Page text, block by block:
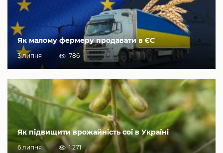
Як малому фермеру продавати в ЄС
3 липня 786
Як підвищити врожайність сої в Україні
6 липня 1 271